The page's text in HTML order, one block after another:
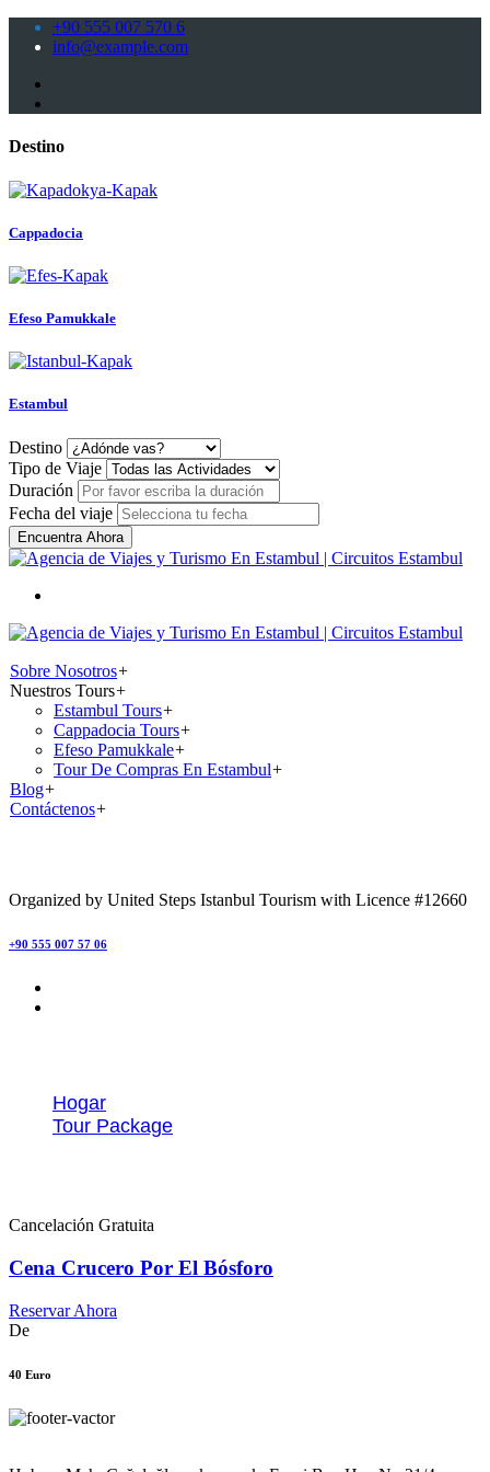
+90 555 007 570 6
info@example.com
Destino
Cappadocia
Efeso Pamukkale
Estambul
Destino
Tipo de Viaje
Duración
Fecha del viaje
Encuentra Ahora
Sobre Nosotros+
Nuestros Tours+
Estambul Tours+
Cappadocia Tours+
Efeso Pamukkale+
Tour De Compras En Estambul+
Blog+
Contáctenos+
Organized by United Steps Istanbul Tourism with Licence #12660
+90 555 007 57 06
Hogar
Tour Package
Cancelación Gratuita
Cena Crucero Por El Bósforo
Reservar Ahora
De
40 Euro